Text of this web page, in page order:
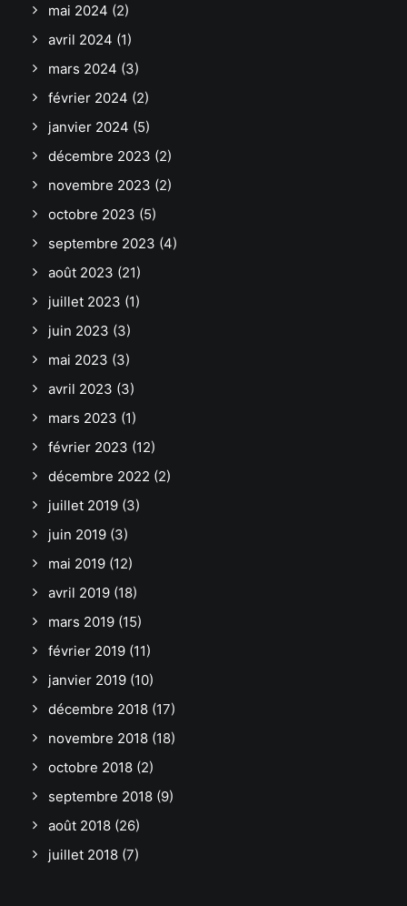
mai 2024 (2)
avril 2024 (1)
mars 2024 (3)
février 2024 (2)
janvier 2024 (5)
décembre 2023 (2)
novembre 2023 (2)
octobre 2023 (5)
septembre 2023 (4)
août 2023 (21)
juillet 2023 (1)
juin 2023 (3)
mai 2023 (3)
avril 2023 (3)
mars 2023 (1)
février 2023 (12)
décembre 2022 (2)
juillet 2019 (3)
juin 2019 (3)
mai 2019 (12)
avril 2019 (18)
mars 2019 (15)
février 2019 (11)
janvier 2019 (10)
décembre 2018 (17)
novembre 2018 (18)
octobre 2018 (2)
septembre 2018 (9)
août 2018 (26)
juillet 2018 (7)